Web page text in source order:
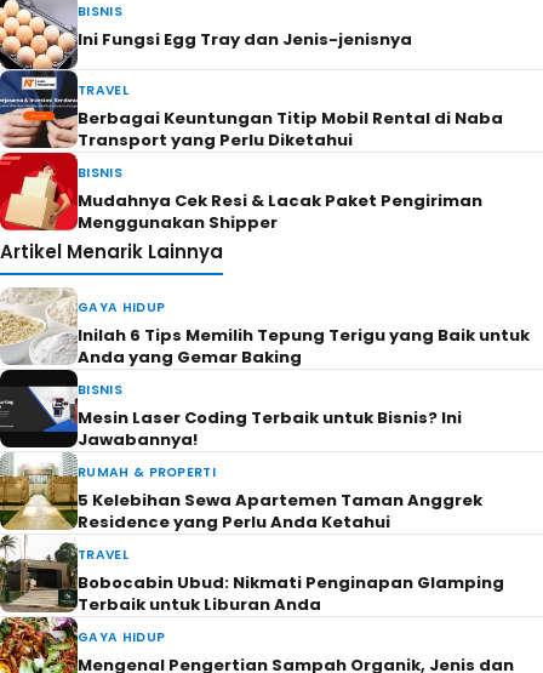
BISNIS
Ini Fungsi Egg Tray dan Jenis-jenisnya
TRAVEL
Berbagai Keuntungan Titip Mobil Rental di Naba
Transport yang Perlu Diketahui
BISNIS
Mudahnya Cek Resi & Lacak Paket Pengiriman
Menggunakan Shipper
Artikel Menarik Lainnya
GAYA HIDUP
Inilah 6 Tips Memilih Tepung Terigu yang Baik untuk
Anda yang Gemar Baking
BISNIS
Mesin Laser Coding Terbaik untuk Bisnis? Ini
Jawabannya!
RUMAH & PROPERTI
5 Kelebihan Sewa Apartemen Taman Anggrek
Residence yang Perlu Anda Ketahui
TRAVEL
Bobocabin Ubud: Nikmati Penginapan Glamping
Terbaik untuk Liburan Anda
GAYA HIDUP
Mengenal Pengertian Sampah Organik, Jenis dan